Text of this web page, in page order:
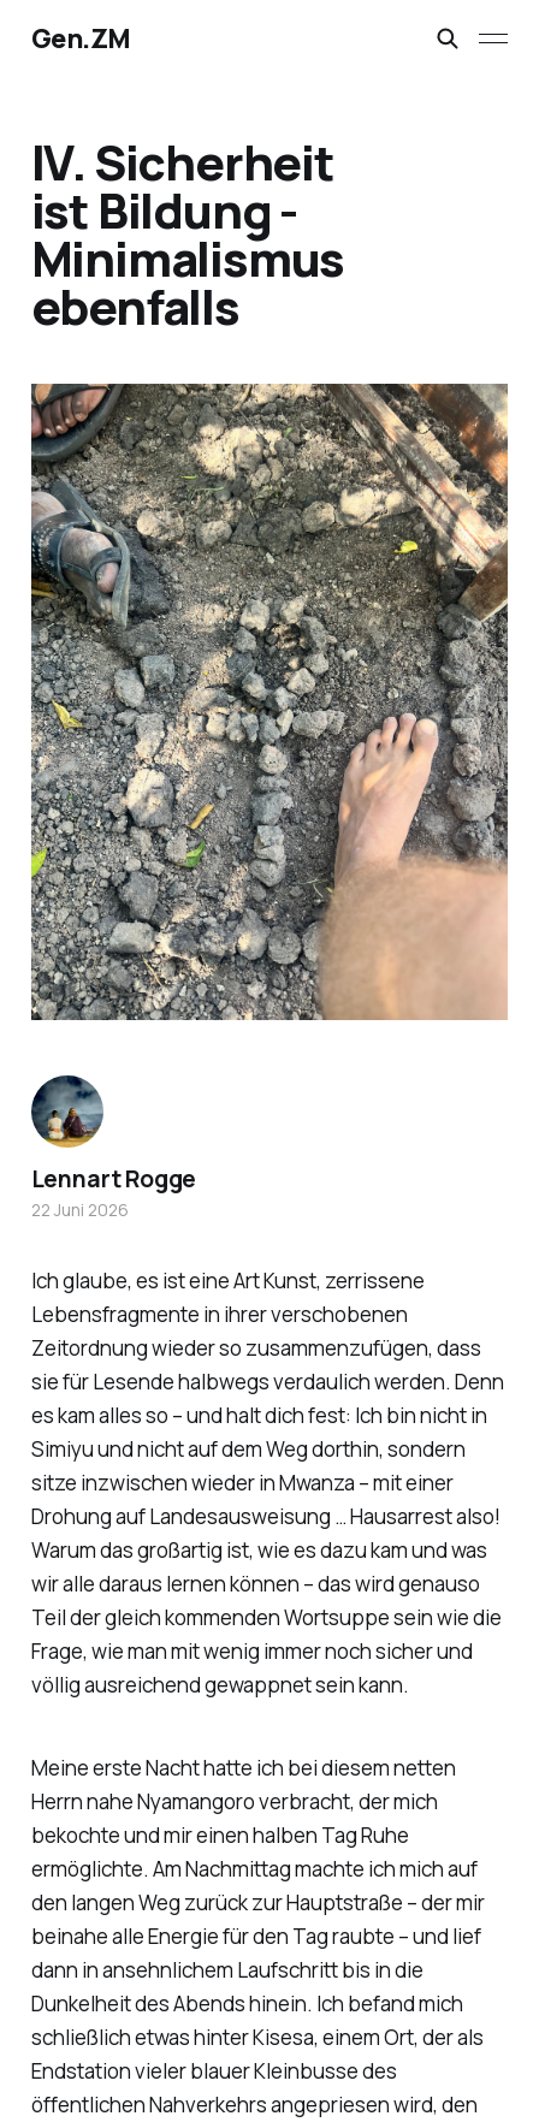
Gen.ZM
IV. Sicherheit
ist Bildung -
Minimalismus
ebenfalls
Ich glaube, es ist eine Art Kunst, zerrissene
Lebensfragmente in ihrer verschobenen
Zeitordnung wieder so zusammenzufügen, dass
sie für Lesende halbwegs verdaulich werden. Denn
es kam alles so – und halt dich fest: Ich bin nicht in
Simiyu und nicht auf dem Weg dorthin, sondern
sitze inzwischen wieder in Mwanza – mit einer
Drohung auf Landesausweisung … Hausarrest also!
Warum das großartig ist, wie es dazu kam und was
wir alle daraus lernen können – das wird genauso
Teil der gleich kommenden Wortsuppe sein wie die
Frage, wie man mit wenig immer noch sicher und
völlig ausreichend gewappnet sein kann.
Meine erste Nacht hatte ich bei diesem netten
Herrn nahe Nyamangoro verbracht, der mich
bekochte und mir einen halben Tag Ruhe
ermöglichte. Am Nachmittag machte ich mich auf
den langen Weg zurück zur Hauptstraße – der mir
beinahe alle Energie für den Tag raubte – und lief
dann in ansehnlichem Laufschritt bis in die
Dunkelheit des Abends hinein. Ich befand mich
schließlich etwas hinter Kisesa, einem Ort, der als
Endstation vieler blauer Kleinbusse des
öffentlichen Nahverkehrs angepriesen wird, den
Lennart Rogge
22 Juni 2026